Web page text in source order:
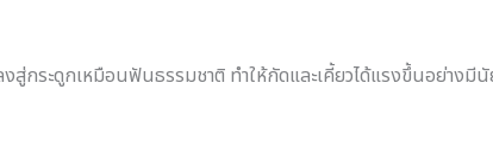
กระดูกเหมือนฟันธรรมชาติ ทำให้กัดและเคี้ยวได้แรงขึ้นอย่าง